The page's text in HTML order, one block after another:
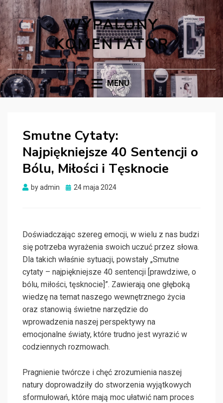
WYPALONY
KOMENTATOR
MENU
Smutne Cytaty:
Najpiękniejsze 40 Sentencji o
Bólu, Miłości i Tęsknocie
byadmin
Posted
24 maja 2024
Doświadczając szereg emocji, w wielu z nas budzi
się potrzeba wyrażenia swoich uczuć przez słowa.
Dla takich właśnie sytuacji, powstały „Smutne
cytaty – najpiękniejsze 40 sentencji [prawdziwe, o
bólu, miłości, tęsknocie]”. Zawierają one głęboką
wiedzę na temat naszego wewnętrznego życia
oraz stanowią świetne narzędzie do
wprowadzenia naszej perspektywy na
emocjonalne światy, które trudno jest wyrazić w
codziennych rozmowach.
Pragnienie twórcze i chęć zrozumienia naszej
natury doprowadziły do stworzenia wyjątkowych
sformułowań, które mają moc ułatwić nam proces